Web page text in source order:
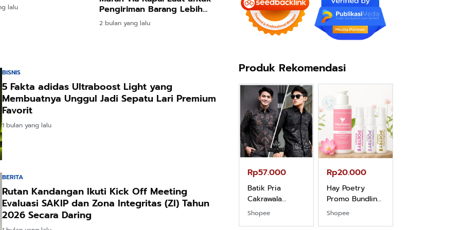
lalu
Pengiriman Barang Lebih
Efisien
2 bulan yang lalu
BISNIS
5 Fakta adidas Ultraboost Light yang
Membuatnya Unggul Jadi Sepatu Lari Premium
Favorit
1 bulan yang lalu
BERITA
Rutan Kandangan Ikuti Kick Off Meeting
Evaluasi SAKIP dan Zona Integritas (ZI) Tahun
2026 Secara Daring
Produk Rekomendasi
Rp72.000
KAZORA Sepatu
Original
Sneaker
Sekolah
Shopee
Jersey Oversize
Boxy PROMISE
88 Vintage
Unisex Pria
Shopee
25CM Kuromi
CINIMOROL
DAN POCOCO
Rp57.000
Batik Pria
Cakrawala
Lengan Panjang
Shopee
Rp20.000
Hay Poetry
Promo Bundling
Botol Feminim
Shopee